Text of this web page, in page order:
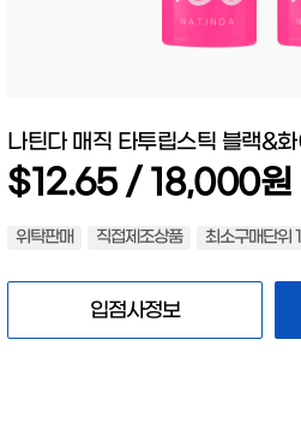
나틴다 매직 타투립스틱 블랙&
$12.65 / 18,000원
위탁판매 직접제조상품 최소구매단위
입점사정보